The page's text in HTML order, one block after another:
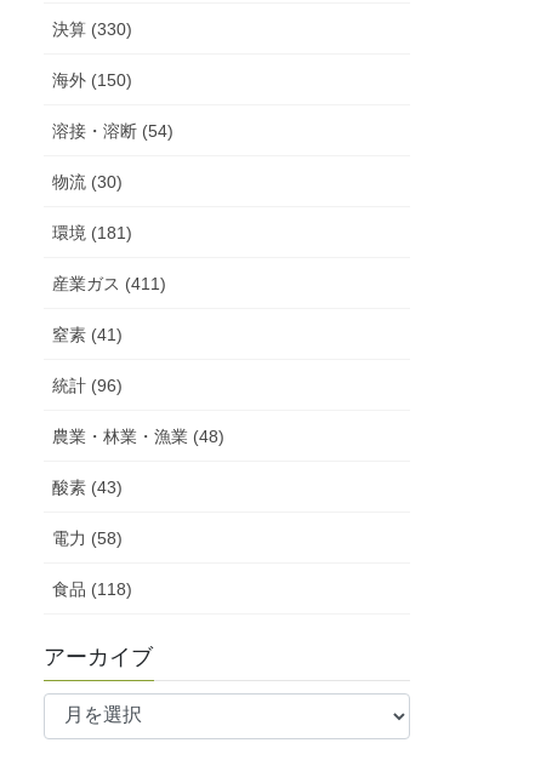
決算 (330)
海外 (150)
溶接・溶断 (54)
物流 (30)
環境 (181)
産業ガス (411)
窒素 (41)
統計 (96)
農業・林業・漁業 (48)
酸素 (43)
電力 (58)
食品 (118)
アーカイブ
ア